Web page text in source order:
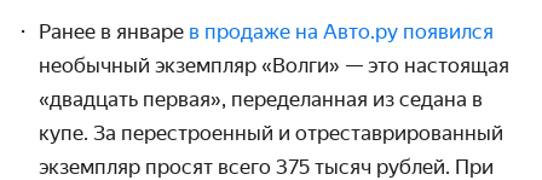
Ранее в январе в продаже на Авто.ру появился
необычный экзем­пляр «Волги» — это настоящая
«двадцать первая», переделанная из седана в
купе. За пере­строенный и отреставри­рованный
экземпляр просят всего 375 тысяч рублей. При